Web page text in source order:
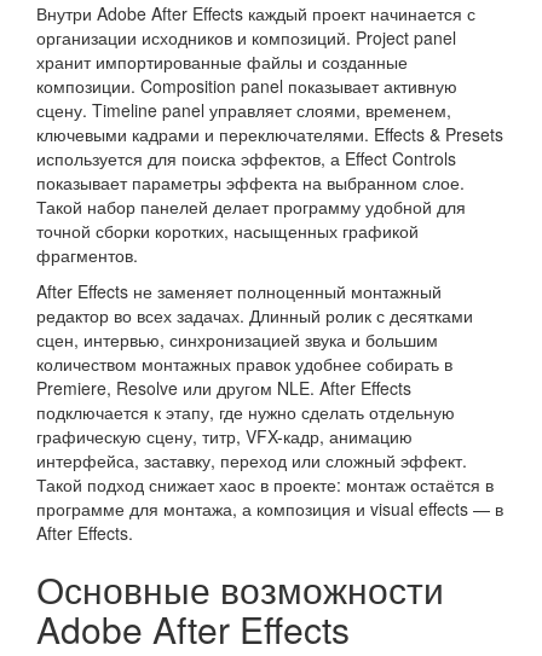
Внутри Adobe After Effects каждый проект начинается с
организации исходников и композиций. Project panel
хранит импортированные файлы и созданные
композиции. Composition panel показывает активную
сцену. Timeline panel управляет слоями, временем,
ключевыми кадрами и переключателями. Effects & Presets
используется для поиска эффектов, а Effect Controls
показывает параметры эффекта на выбранном слое.
Такой набор панелей делает программу удобной для
точной сборки коротких, насыщенных графикой
фрагментов.
After Effects не заменяет полноценный монтажный
редактор во всех задачах. Длинный ролик с десятками
сцен, интервью, синхронизацией звука и большим
количеством монтажных правок удобнее собирать в
Premiere, Resolve или другом NLE. After Effects
подключается к этапу, где нужно сделать отдельную
графическую сцену, титр, VFX-кадр, анимацию
интерфейса, заставку, переход или сложный эффект.
Такой подход снижает хаос в проекте: монтаж остаётся в
программе для монтажа, а композиция и visual effects — в
After Effects.
Основные возможности
Adobe After Effects